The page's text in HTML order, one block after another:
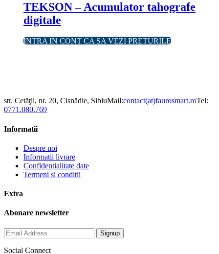
TEKSON – Acumulator tahografe
digitale
INTRA IN CONT CA SA VEZI PRETURILE
str. Cetăţii, nr. 20, Cisnădie, SibiuMail:contact(at)faurosmart.roTel:
0771.080.769
Informatii
Despre noi
Informatii livrare
Confidentialitate date
Termeni si conditii
Extra
Abonare newsletter
Social Connect